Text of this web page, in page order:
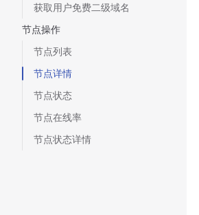
获取用户免费二级域名
节点操作
节点列表
节点详情
节点状态
节点在线率
节点状态详情